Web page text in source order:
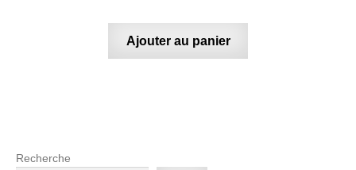
Ajouter au panier
Recherche